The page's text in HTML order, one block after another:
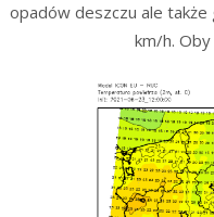
opadów deszczu ale
km/h. Oby